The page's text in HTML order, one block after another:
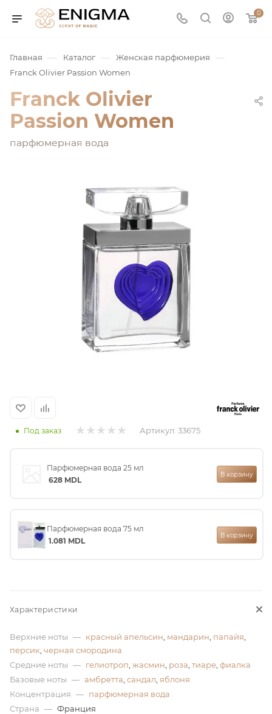
0
Главная — Каталог — Женская парфюмерия —
Franck Olivier Passion Women
Franck Olivier
Passion Women
парфюмерная вода
Под заказ Артикул: 33675
Парфюмерная вода 25 мл
628 MDL
В корзину
Парфюмерная вода 75 мл
1.081 MDL
В корзину
Характеристики
Верхние ноты — красный апельсин мандарин папайя
персик черная смородина
Средние ноты — гелиотроп жасмин роза тиаре фиалка
Базовые ноты — амбретта сандал яблоня
Концентрация — парфюмерная вода
Страна — Франция